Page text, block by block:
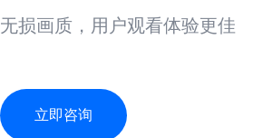
无损画质，用户观看体验更佳
立即咨询